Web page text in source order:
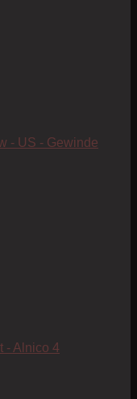
- US - Gewinde
- Alnico 4